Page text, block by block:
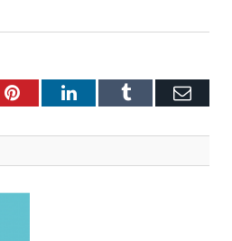
PinterestLinkedInTumblr